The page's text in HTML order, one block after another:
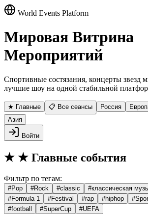
World Events Platform
Мировая Витрина
Мероприятий
Спортивные состязания, концерты звезд
лучшие шоу на одной стабильной
★ Главные 📋 Все сеансы Россия
Азия
Войти
★ ★ Главные события
Фильтр по тегам:
#Pop #Rock #classic #классическая
#Formula 1 #Festival #rap #hiphop #
#football #SuperCup #UEFA